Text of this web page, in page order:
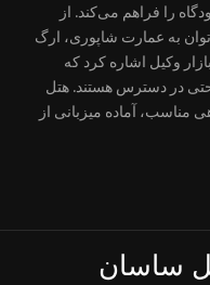
را فراهم می‌کند. از
به عمارت شاپوری، ارگ
وکیل اشاره کرد که
در دسترس هستند. هتل
آماده میزبانی از
ساسان